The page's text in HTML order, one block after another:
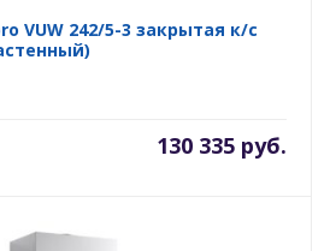
VUW 242/5-3 закрытая к/с
130 335 руб.